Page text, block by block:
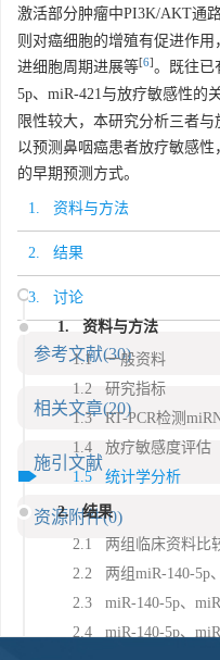
激活部分肿瘤中PI3K/AKT通
则对癌细胞的增殖有促进作
进细胞周期进展等[6]。既往已
5p、miR-421与放疗敏感性的
限性较大，本研究分析三者
以预测鼻咽癌患者放疗敏感
的早期预测方式。
1. 资料与方法
2. 结果
3. 讨论
参考文献(30)
相关文章(20)
施引文献
资源附件(0)
1. 资料与方法
1.1 一般资料
1.2 研究指标
1.3 RT-PCR检测
1.4 放疗敏感度评估
1.5 统计学分析
2. 结果
2.1 两组临床资料比